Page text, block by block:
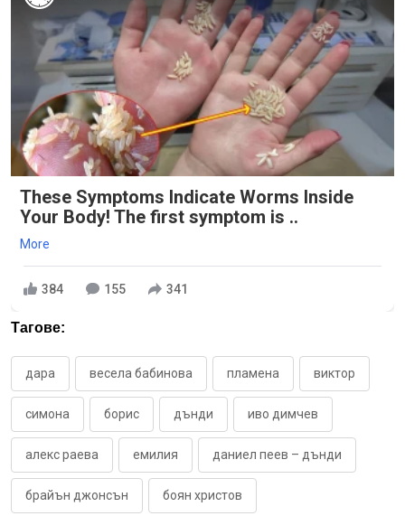
These Symptoms Indicate Worms Inside
Your Body! The first symptom is ..
More
384 155 341
Тагове:
дара весела бабинова пламена виктор
симона борис дънди иво димчев
алекс раева емилия даниел пеев – дънди
брайън джонсън боян христов